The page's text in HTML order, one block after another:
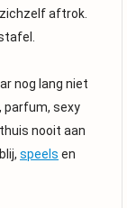
aftrok.
nog lang niet
parfum, sexy
nooit aan
speels en